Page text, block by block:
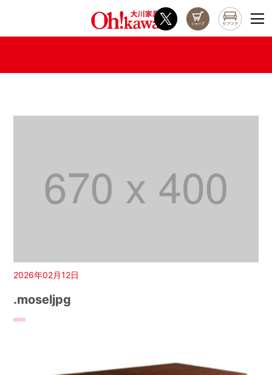
2026年02月12日
.moseljpg